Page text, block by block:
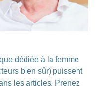
dédiée à la femme
bien sûr) puissent
les articles. Prenez